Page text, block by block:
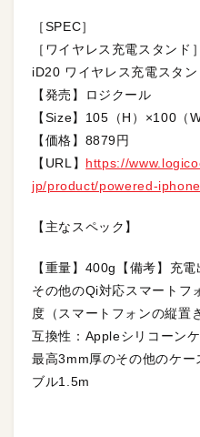
［SPEC］
［ワイヤレス充電スタン
iD20 ワイヤレス充電スタン
【発売】ロジクール
【Size】105（H）×100（
【価格】8879円
【URL】 https://
jp/product/powered-
【主なスペック】
【重量】400g【備考】充
その他のQi対応スマートフ
度（スマートフォンの縦置
互換性：Appleシリコーン
最高3mm厚のその他のケ
ブル1.5m